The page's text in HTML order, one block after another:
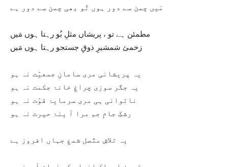
مَيں چمن سے دور ہوں تُو بھی چمن سے دور ہے
مطمئن ہے تو ، پريشاں مثلِ بُو رہتا ہوں مَيں
زخمئ شمشيرِ ذوقِ جستجو رہتا ہوں مَيں
يہ پريشانی مری سامانِ جمعيّت نہ ہو
يہ جگر سوزی چراغِ خانۂ حِکمت نہ ہو
ناتوانی ہی مری سرمايۂ قوّت نہ ہو
رشکِ جامِ جم مرا آ ينۂ حيرت نہ ہو
يہ تلاشِ متّصل شمعِ جہاں افروز ہے